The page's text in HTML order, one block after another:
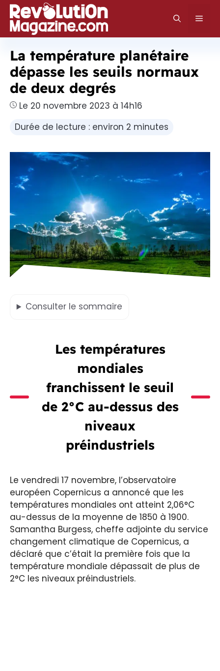
Aller
au
contenu
La température planétaire
dépasse les seuils normaux
de deux degrés
Le 20 novembre 2023 à 14h16
Durée de lecture : environ 2 minutes
Consulter le sommaire
Les températures
mondiales
franchissent le seuil
de 2°C au-dessus des
niveaux
préindustriels
Le vendredi 17 novembre, l’observatoire
européen Copernicus a annoncé que les
températures mondiales ont atteint 2,06°C
au-dessus de la moyenne de 1850 à 1900.
Samantha Burgess, cheffe adjointe du service
changement climatique de Copernicus, a
déclaré que c’était la première fois que la
température mondiale dépassait de plus de
2°C les niveaux préindustriels.